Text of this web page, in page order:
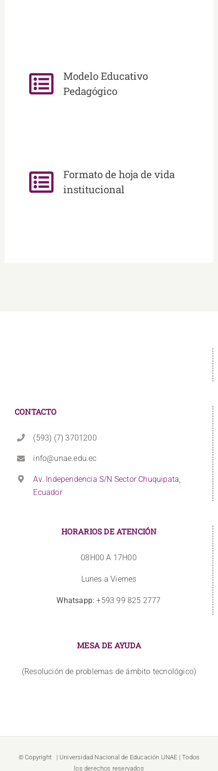
Modelo Educativo
Pedagógico
Formato de hoja de vida
institucional
CONTACTO
(593) (7) 3701200
info@unae.edu.ec
Av. Independencia S/N Sector Chuquipata,
Ecuador
HORARIOS DE ATENCIÓN
08H00 A 17H00
Lunes a Viernes
Whatsapp: +593 99 825 2777
MESA DE AYUDA
(Resolución de problemas de ámbito tecnológico)
© Copyright | Universidad Nacional de Educación UNAE | Todos
los derechos reservados